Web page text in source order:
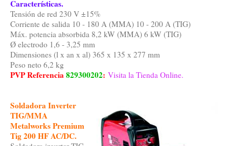
Características.
Tensión de red 230 V ±15%
Corriente de salida 10 - 180 A (MMA) 10 - 200 A (TIG)
Máx. potencia absorbida 8,2 kW (MMA) 6 kW (TIG)
Ø electrodo 1,6 - 3,25 mm
Dimensiones (l x an x al) 365 x 135 x 277 mm
Peso neto 6,2 kg
PVP Referencia829300202: Visita la Tienda Online.
Soldadora Inverter
TIG/MMA
Metalworks Premium
Tig 200 HF AC/DC.